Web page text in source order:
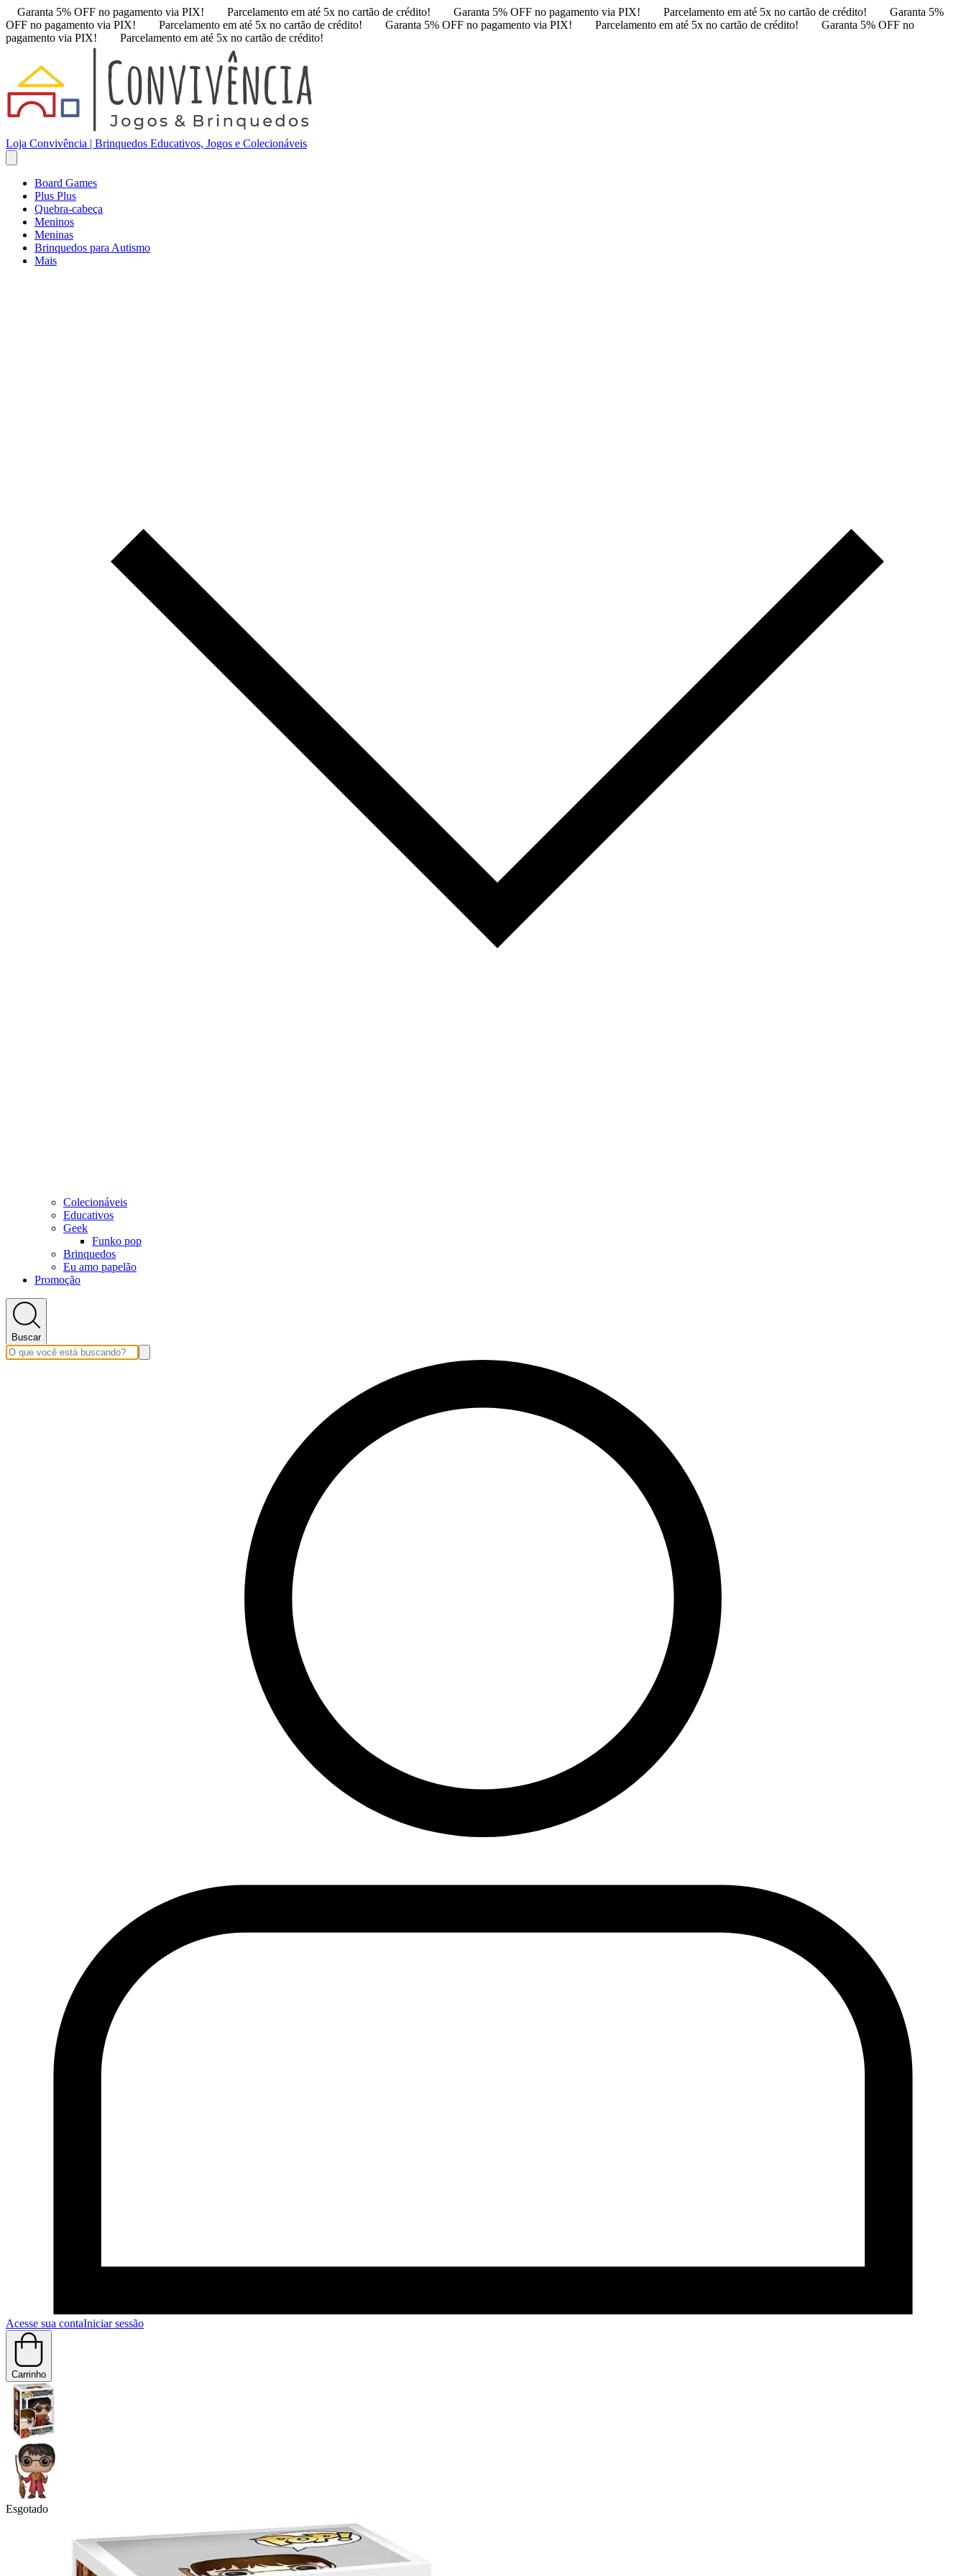
Garanta 5% OFF no pagamento via PIX! Parcelamento em até 5x no cartão de crédito! Garanta 5% OFF no pagamento via PIX! Parcelamento em até 5x no cartão de crédito!
Garanta 5%
OFF no pagamento via PIX!
Parcelamento em até 5x no cartão de crédito! Garanta 5% OFF no pagamento via PIX! Parcelamento em até 5x no cartão de crédito!
Garanta 5% OFF no
pagamento via PIX!
Parcelamento em até 5x no cartão de crédito!
Loja Convivência | Brinquedos Educativos, Jogos e Colecionáveis
Board Games
Plus Plus
Quebra-cabeça
Meninos
Meninas
Brinquedos para Autismo
Mais
Colecionáveis
Educativos
Geek
Funko pop
Brinquedos
Eu amo papelão
Promoção
Buscar
Acesse sua contaIniciar sessão
Carrinho
Esgotado